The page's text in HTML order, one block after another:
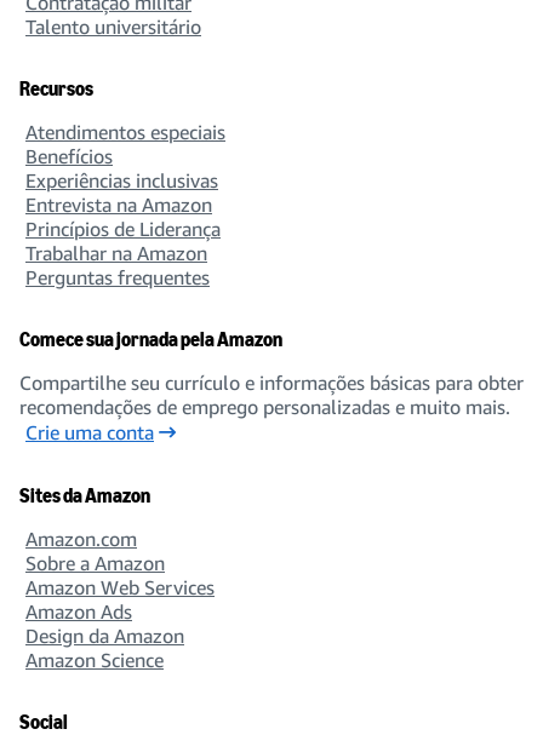
Talento universitário
Recursos
Atendimentos especiais
Benefícios
Experiências inclusivas
Entrevista na Amazon
Princípios de Liderança
Trabalhar na Amazon
Perguntas frequentes
Comece sua jornada pela Amazon
Compartilhe seu currículo e informações básicas para obter
recomendações de emprego personalizadas e muito mais.
Crie uma conta
Sites da Amazon
Amazon.com
Sobre a Amazon
Amazon Web Services
Amazon Ads
Design da Amazon
Amazon Science
Social